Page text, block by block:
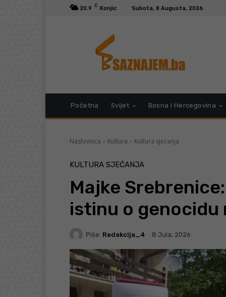
20.9 C Konjic Subota, 8 Augusta, 2026
Početna Svijet Bosna I Hercegovina
Naslovnica Kultura Kultura sjećanja
KULTURA SJEĆANJA
Majke
istinu o genocidu
Piše: Redakcija_4 8 Jula, 2026